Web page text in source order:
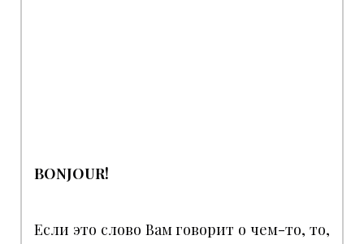
BONJOUR!
Если это слово Вам говорит о чем-то, то,